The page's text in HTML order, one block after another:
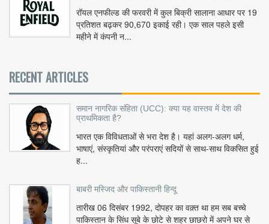
रॉयल एनफील्ड की फरवरी में कुल बिक्री सालाना आधार पर 19
प्रतिशत बढ़कर 90,670 इकाई रही। एक साल पहले इसी
महीने में कंपनी न...
RECENT ARTICLES
समान नागरिक संहिता (UCC): क्या यह वास्तव में देश की
प्राथमिकता है?
भारत एक विविधताओं से भरा देश है। यहां अलग-अलग धर्म,
भाषाएं, संस्कृतियां और परंपराएं सदियों से साथ-साथ विकसित हुई
ह...
बाबरी मस्जिद और पाकिस्तानी हिन्दू
तारीख 06 दिसंबर 1992, दोपहर का वक़्त था हम सब बच्चे
पाकिस्तान के सिंध सूबे के छोटे से शहर छाछरो में अपने घर से